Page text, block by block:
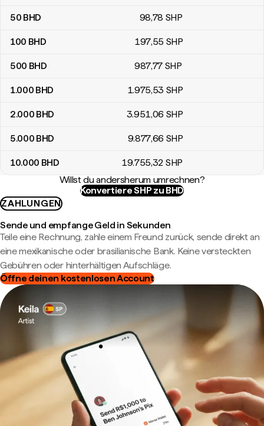
50 BHD 98,78 SHP
100 BHD 197,55 SHP
500 BHD 987,77 SHP
1.000 BHD 1.975,53 SHP
2.000 BHD 3.951,06 SHP
5.000 BHD 9.877,66 SHP
10.000 BHD 19.755,32 SHP
Willst du andersherum umrechnen?
Konvertiere SHP zu BHD
ZAHLUNGEN
Sende und empfange Geld in Sekunden
Teile eine Rechnung, zahle einem Freund zurück, sende direkt an
eine mexikanische oder brasilianische Bank. Keine versteckten
Gebühren oder hinterhältigen Aufschläge.
Öffne deinen kostenlosen Account